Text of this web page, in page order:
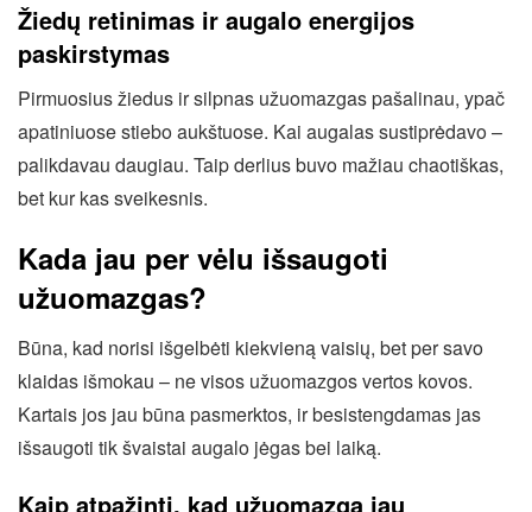
Žiedų retinimas ir augalo energijos
paskirstymas
Pirmuosius žiedus ir silpnas užuomazgas pašalinau, ypač
apatiniuose stiebo aukštuose. Kai augalas sustiprėdavo –
palikdavau daugiau. Taip derlius buvo mažiau chaotiškas,
bet kur kas sveikesnis.
Kada jau per vėlu išsaugoti
užuomazgas?
Būna, kad norisi išgelbėti kiekvieną vaisių, bet per savo
klaidas išmokau – ne visos užuomazgos vertos kovos.
Kartais jos jau būna pasmerktos, ir besistengdamas jas
išsaugoti tik švaistai augalo jėgas bei laiką.
Kaip atpažinti, kad užuomazga jau